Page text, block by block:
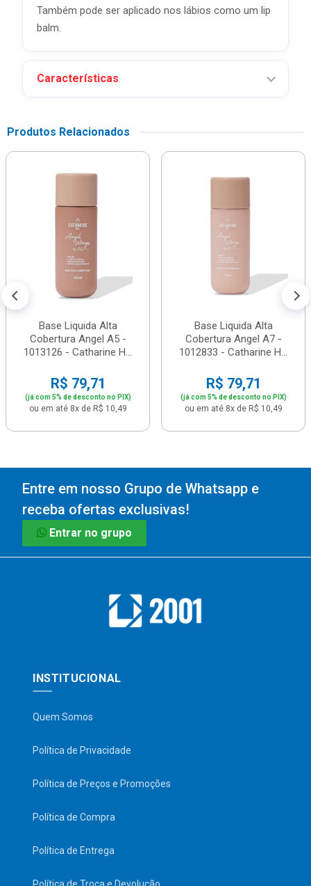
Também pode ser aplicado nos lábios como um lip
balm.
Características
Produtos Relacionados
Base Liquida Alta
Cobertura Angel A5 -
1013126 - Catharine H...
R$ 79,71
(já com 5% de desconto no PIX)
ou em até 8x de R$ 10,49
Base Liquida Alta
Cobertura Angel A7 -
1012833 - Catharine H...
R$ 79,71
(já com 5% de desconto no PIX)
ou em até 8x de R$ 10,49
Entre em nosso Grupo de Whatsapp e
receba ofertas exclusivas!
Entrar no grupo
INSTITUCIONAL
Quem Somos
Política de Privacidade
Política de Preços e Promoções
Política de Compra
Política de Entrega